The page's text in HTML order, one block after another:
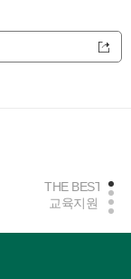
THE BEST
교육지원